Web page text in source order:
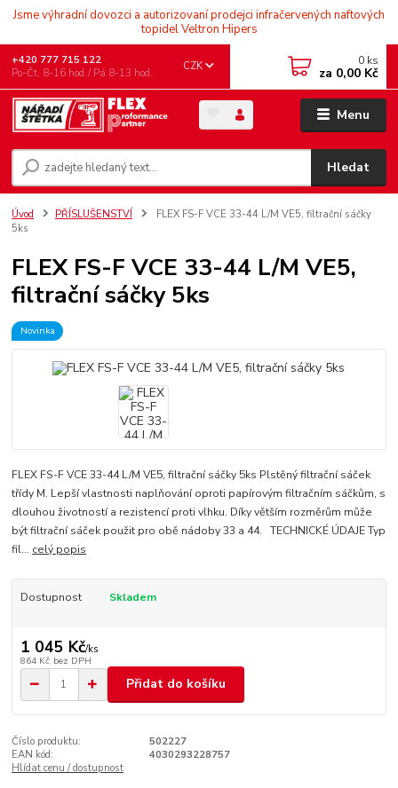
Jsme výhradní dovozci a autorizovaní prodejci infračervených naftových
topidel Veltron Hipers
Menu
CZK
Hledat
+420 777 715 122
Po-Čt, 8-16 hod./ Pá 8-13 hod.
0 ks
za 0,00 Kč
Úvod PŘÍSLUŠENSTVÍ
FLEX FS-F VCE 33-44 L/M VE5, filtrační sáčky
5ks
FLEX FS-F VCE 33-44 L/M VE5,
filtrační sáčky 5ks
Novinka
FLEX FS-F VCE 33-44 L/M VE5, filtrační sáčky 5ks Plstěný filtrační sáček
třídy M. Lepší vlastnosti naplňování oproti papírovým filtračním sáčkům, s
dlouhou životností a rezistencí proti vlhku. Díky větším rozměrům může
být filtrační sáček použit pro obě nádoby 33 a 44. TECHNICKÉ ÚDAJE Typ
fil... celý popis
Dostupnost Skladem
1 045 Kč/ks
864 Kč bez DPH
Přidat do košíku
Číslo produktu:
502227
EAN kód:
4030293228757
Hlídat cenu / dostupnost